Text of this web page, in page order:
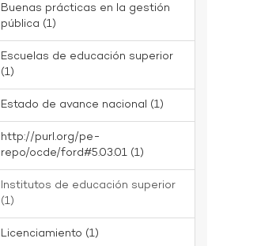
Buenas prácticas en la gestión
pública (1)
Escuelas de educación superior
(1)
Estado de avance nacional (1)
http://purl.org/pe-
repo/ocde/ford#5.03.01 (1)
Institutos de educación superior
(1)
Licenciamiento (1)